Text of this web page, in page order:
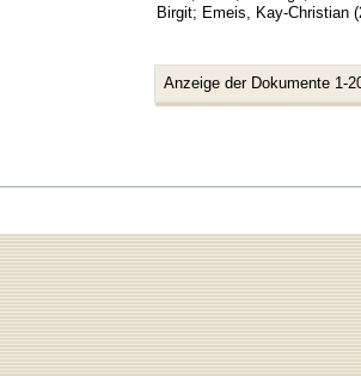
Birgit; Emeis, Kay-Christian (
Anzeige der Dokumente 1-